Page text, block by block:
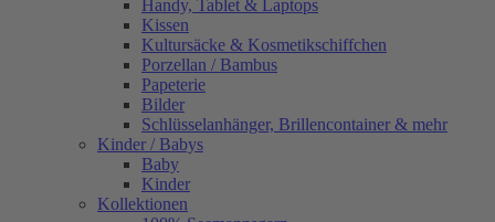
Handy, Tablet & Laptops
Kissen
Kultursäcke & Kosmetikschiffchen
Porzellan / Bambus
Papeterie
Bilder
Schlüsselanhänger, Brillencontainer & mehr
Kinder / Babys
Baby
Kinder
Kollektionen